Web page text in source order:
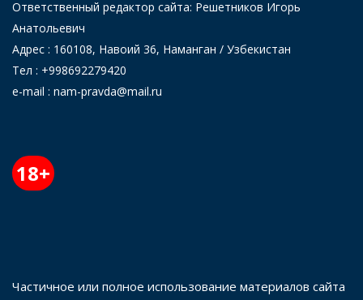
Ответственный редактор сайта: Решетников Игорь
Анатольевич
Адрес : 160108, Навоий 36, Наманган / Узбекистан
Тел : +998692279420
e-mail : nam-pravda@mail.ru
18+
Частичное или полное использование материалов сайта